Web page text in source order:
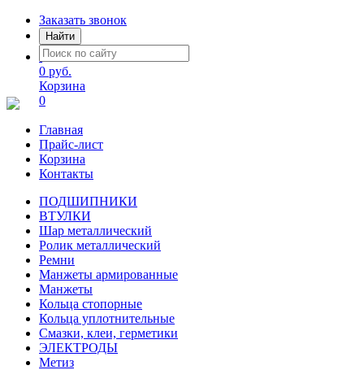
Заказать звонок
Найти
0 руб.
Корзина
0
Главная
Прайс-лист
Корзина
Контакты
ПОДШИПНИКИ
ВТУЛКИ
Шар металлический
Ролик металлический
Ремни
Манжеты армированные
Манжеты
Кольца стопорные
Кольца уплотнительные
Смазки, клеи, герметики
ЭЛЕКТРОДЫ
Метиз